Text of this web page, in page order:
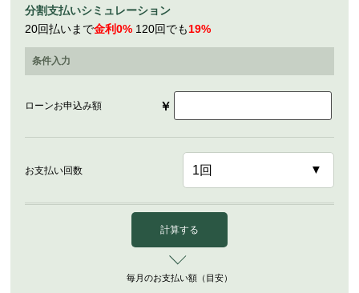
分割支払いシミュレーション
20回払いまで金利0% 120回でも19%
条件入力
ローンお申込み額 ￥
お支払い回数
計算する
毎月のお支払い額（目安）